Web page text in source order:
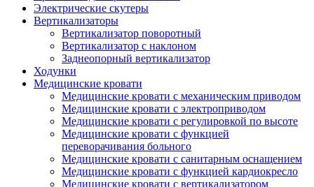
Электрические скутеры
Вертикализаторы
Вертикализатор поворотный
Вертикализатор с наклоном
Заднеопорный вертикализатор
Ходунки
Медицинские кровати
Медицинские кровати с механическим приводом
Медицинские кровати с электроприводом
Медицинские кровати с регулировкой по высоте
Медицинские кровати с функцией
переворачивания больного
Медицинские кровати с санитарным оснащением
Медицинские кровати с функцией кардиокресло
Медицинские кровати с вертикализатором